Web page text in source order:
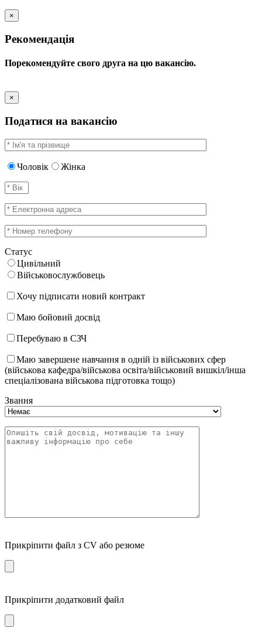
×
Рекомендація
Порекомендуйте свого друга на цю вакансію.
×
Податися на вакансію
Чоловік Жінка
Статус
Цивільний
Військовослужбовець
Хочу підписати новий контракт
Маю бойовий досвід
Перебуваю в СЗЧ
Маю завершене навчання в одній із військових сфер
(військова кафедра/військова освіта/військовий вишкіл/інша
спеціалізована військова підготовка тощо)
Звання
Прикріпити файл з CV або резюме
Прикріпити додатковий файл